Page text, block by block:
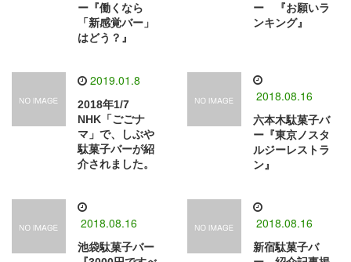
ー『働くなら
「新感覚バー」
はどう？』
ー 『お願いラ
ンキング』
2019.01.8
2018年1/7
NHK「ごごナ
マ」で、しぶや
駄菓子バーが紹
介されました。
2018.08.16
六本木駄菓子バ
ー『東京ノスタ
ルジーレストラ
ン』
2018.08.16
池袋駄菓子バー
2018.08.16
新宿駄菓子バ